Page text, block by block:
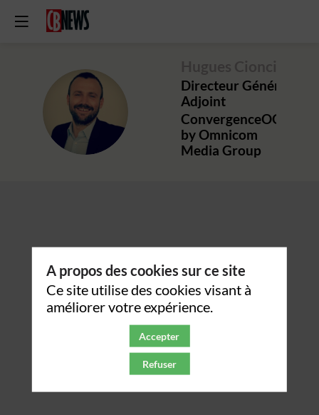
HC
Directeur Général
Adjoint
ConvergenceOOH
by Omnicom
Media Group
A propos des cookies sur ce site
Ce site utilise des cookies visant à
améliorer votre expérience.
Accepter
Refuser